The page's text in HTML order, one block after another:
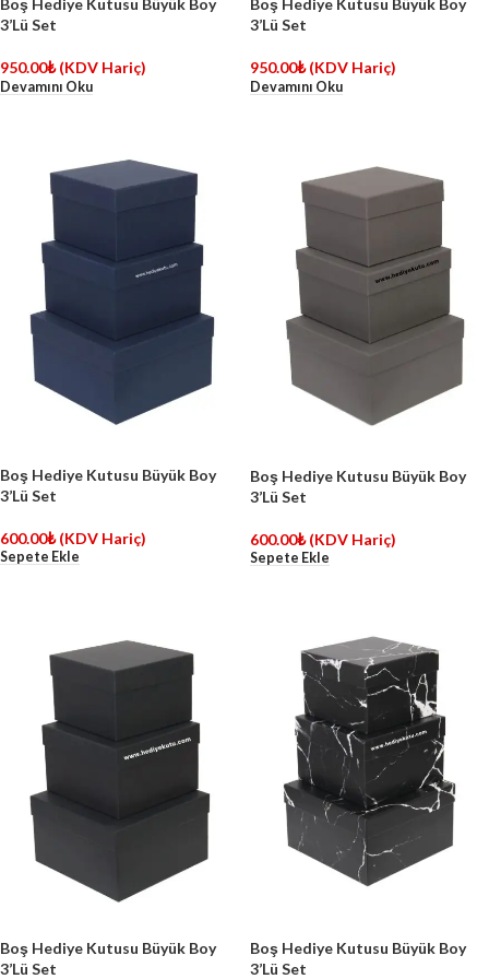
Boş Hediye Kutusu Büyük Boy
3’Lü Set
950.00₺ (KDV Hariç)
Devamını Oku
Boş Hediye Kutusu Büyük Boy
3’Lü Set
950.00₺ (KDV Hariç)
Devamını Oku
Boş Hediye Kutusu Büyük Boy
3’Lü Set
600.00₺ (KDV Hariç)
Sepete Ekle
Boş Hediye Kutusu Büyük Boy
3’Lü Set
600.00₺ (KDV Hariç)
Sepete Ekle
Boş Hediye Kutusu Büyük Boy
3’Lü Set
Boş Hediye Kutusu Büyük Boy
3’Lü Set